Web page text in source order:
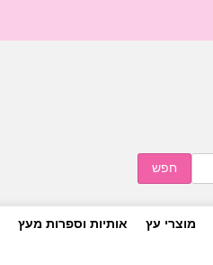
מוצרי עץ אותיות וספרות מעץ